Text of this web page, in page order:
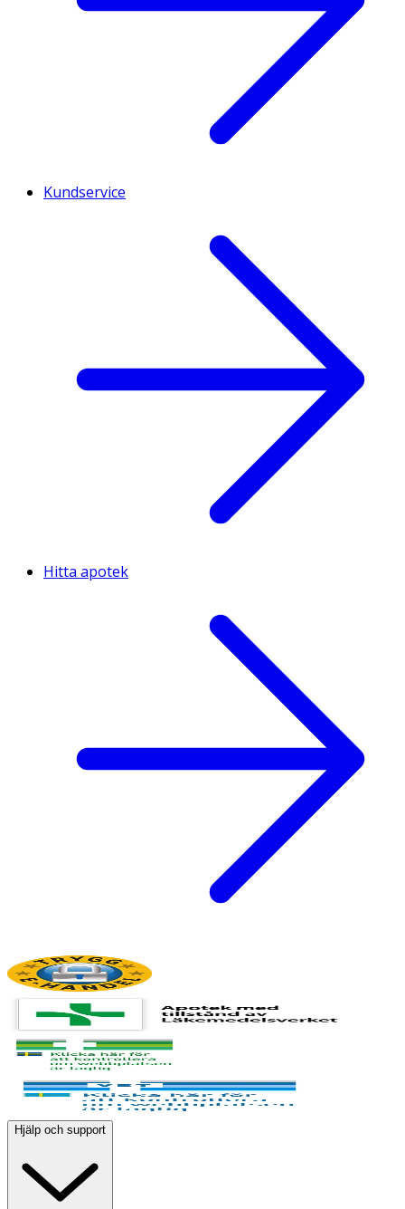
Kundservice
Hitta apotek
Hjälp och support